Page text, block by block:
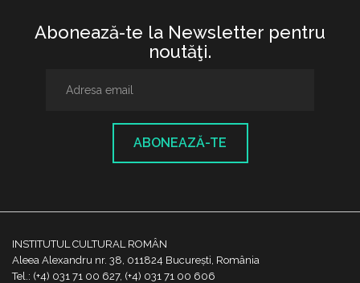
Abonează-te la Newsletter pentru
noutăţi.
ABONEAZĂ-TE
INSTITUTUL CULTURAL ROMÂN
Aleea Alexandru nr. 38, 011824 București, România
Tel.: (+4) 031 71 00 627, (+4) 031 71 00 606